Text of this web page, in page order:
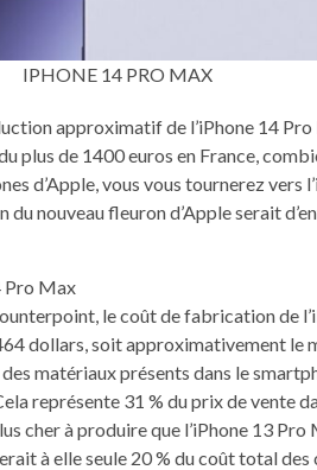
IPHONE 14 PRO MAX
approximatif de l’iPhone 14
plus de 1400 euros en France,
d’Apple, vous vous tournerez vers
nouveau fleuron d’Apple serait
Pro Max
le coût de fabrication de
dollars, soit approximativement le
matériaux présents dans le
représente 31 % du prix de vente
cher à produire que l’iPhone 13
à elle seule 20 % du coût total